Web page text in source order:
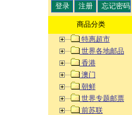
商品分类
特惠超市
世界各地邮品
香港
澳门
朝鲜
世界专题邮票
前苏联